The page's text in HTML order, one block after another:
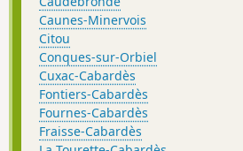
Caunes-Minervois
Citou
Conques-sur-Orbiel
Cuxac-Cabardès
Fontiers-Cabardès
Fournes-Cabardès
Fraisse-Cabardès